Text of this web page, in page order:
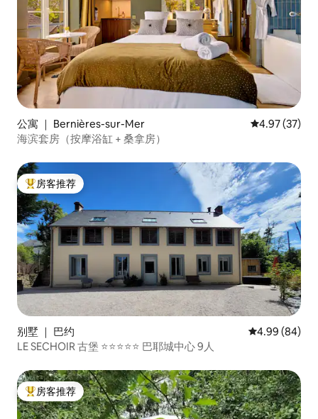
公寓 ｜ Bernières-sur-Mer 平均评分
4.97 (37)
海滨套房（按摩浴缸 + 桑拿房）
热门「房客推荐」
房客推荐
别墅 ｜ 巴约 平均评分 4.99
4.99 (84)
LE SECHOIR 古堡 ⭐️⭐️⭐️⭐️⭐️ 巴耶城中心 9人
热门「房客推荐」
房客推荐